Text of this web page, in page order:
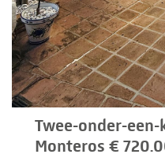
Twee-onder-
Monteros €